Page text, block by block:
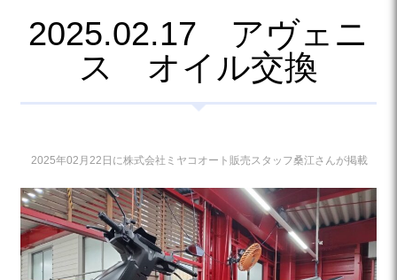
2025.02.17 アヴェニ
ス オイル交換
2025年02月22日に株式会社ミヤコオート販売スタッフ桑江さんが掲載